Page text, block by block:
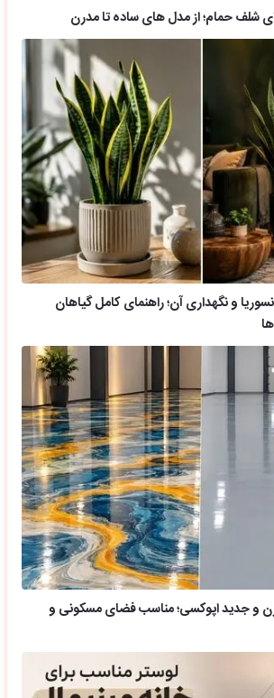
و نگهداری آن؛ راهنمای کامل گیاهان
و جدید اپوکسی؛ مناسب فضای مسکونی و